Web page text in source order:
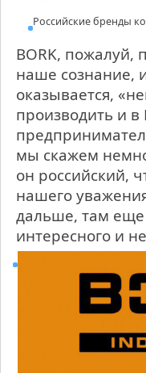
Российские бренды
BORK, пожалуй,
наше сознание,
оказывается,
производить и в
мы скажем
он российский,
нашего
дальше, там еще
интересного и